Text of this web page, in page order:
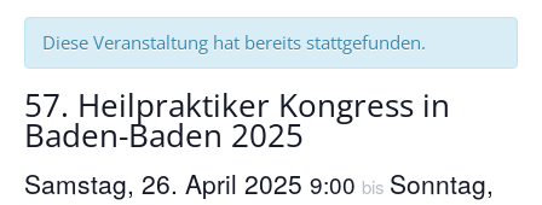
Diese Veranstaltung hat bereits stattgefunden.
57. Heilpraktiker Kongress in
Baden-Baden 2025
Samstag, 26. April 2025 9:00 bis Sonntag,